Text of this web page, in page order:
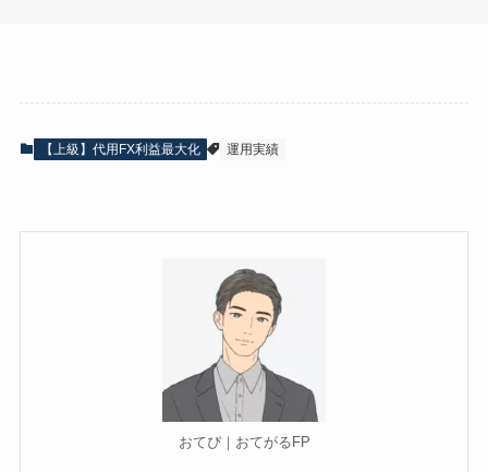
【上級】代用FX利益最大化 運用実績
おてぴ｜おてがるFP